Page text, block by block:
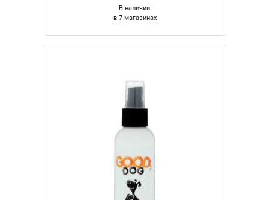
В наличии:
в 7 магазинах